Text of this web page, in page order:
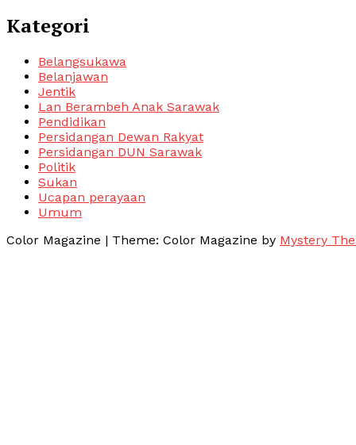
Kategori
Belangsukawa
Belanjawan
Jentik
Lan Berambeh Anak Sarawak
Pendidikan
Persidangan Dewan Rakyat
Persidangan DUN Sarawak
Politik
Sukan
Ucapan perayaan
Umum
Color Magazine | Theme: Color Magazine by Mystery